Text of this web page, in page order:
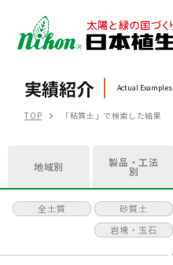
実績紹介 Actual Examples
TOP 「粘質土」で検索した結果
地域別 製品・工法
別
全土質 砂質土
岩塊・玉石